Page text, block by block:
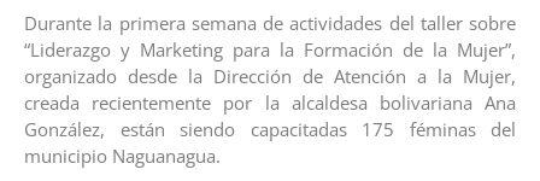
Durante la primera semana de actividades del taller sobre
“Liderazgo y Marketing para la Formación de la Mujer”,
organizado desde la Dirección de Atención a la Mujer,
creada recientemente por la alcaldesa bolivariana Ana
González, están siendo capacitadas 175 féminas del
municipio Naguanagua.